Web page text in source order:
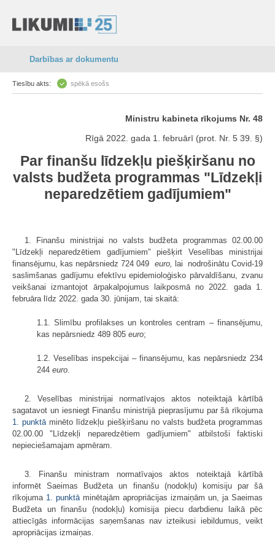
Darbības ar dokumentu
Tiesību akts: spēkā esošs
Ministru kabineta rīkojums Nr. 48
Rīgā 2022. gada 1. februārī (prot. Nr. 5 39. §)
Par finanšu līdzekļu piešķiršanu no
valsts budžeta programmas "Līdzekļi
neparedzētiem gadījumiem"
1. Finanšu ministrijai no valsts budžeta programmas 02.00.00
"Līdzekļi neparedzētiem gadījumiem" piešķirt Veselības ministrijai
finansējumu, kas nepārsniedz 724 049 euro,
lai nodrošinātu Covid-19
saslimšanas gadījumu efektīvu epidemioloģisko pārvaldīšanu, zvanu
veikšanai izmantojot ārpakalpojumus laikposmā no 2022. gada 1.
februāra līdz 2022. gada 30. jūnijam, tai skaitā:
1.1. Slimību profilakses un kontroles centram – finansējumu,
kas nepārsniedz 489 805 euro;
1.2. Veselības inspekcijai – finansējumu, kas nepārsniedz 234
244 euro
2. Veselības ministrijai normatīvajos aktos noteiktajā kārtībā
sagatavot un iesniegt Finanšu ministrijā pieprasījumu par šā rīkojuma
1. punktā minēto līdzekļu piešķiršanu no valsts budžeta programmas
02.00.00 "Līdzekļi neparedzētiem gadījumiem" atbilstoši faktiski
nepieciešamajam apmēram.
3. Finanšu ministram normatīvajos aktos noteiktajā kārtībā
informēt Saeimas Budžeta un finanšu (nodokļu) komisiju par šā
rīkojuma 1. punktā minētajām apropriācijas izmaiņām un, ja Saeimas
Budžeta un finanšu (nodokļu) komisija piecu darbdienu laikā pēc
attiecīgās informācijas saņemšanas nav izteikusi iebildumus, veikt
apropriācijas izmaiņas.